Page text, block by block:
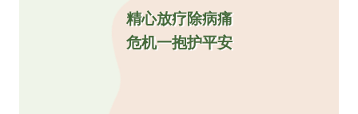
精心放疗除病痛
危机一抱护平安